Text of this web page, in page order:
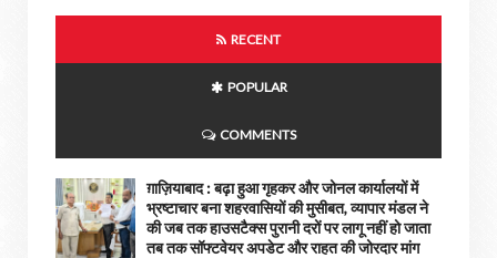
RECENT
POPULAR
COMMENTS
ग़ाज़ियाबाद : बढ़ा हुआ गृहकर और जोनल कार्यालयों में
भ्रष्टाचार बना शहरवासियों की मुसीबत, व्यापार मंडल ने
की जब तक हाउसटैक्स पुरानी दरों पर लागू नहीं हो जाता
तब तक सॉफ्टवेयर अपडेट और राहत की जोरदार मांग